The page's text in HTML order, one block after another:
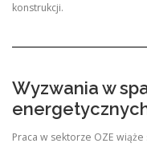
konstrukcji.
Wyzwania w
Praca w sektorze OZE